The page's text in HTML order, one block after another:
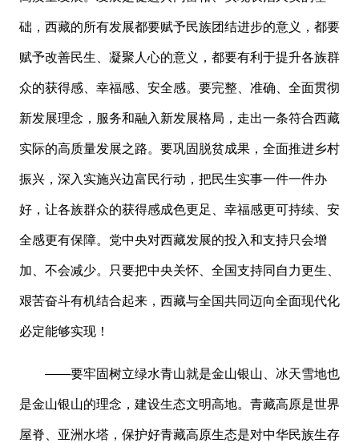
础，西藏的所有发展都要赋予民族团结进步的意义，都要
赋予改善民生、凝聚人心的意义，都要有利于提升各族群
众的获得感、幸福感、安全感。要完整、准确、全面贯彻
新发展理念，服务和融入新发展格局，走出一条符合西藏
实际的高质量发展之路。要巩固脱贫成果，全面推进乡村
振兴，深入实施兴边富民行动，把民生实事一件一件办
好，让各族群众的获得感成色更足、幸福感更可持续、安
全感更有保障。党中央对西藏发展的投入和支持只会增
加、不会减少。只要把中央关怀、全国支持同自力更生、
艰苦奋斗有机结合起来，西藏与全国共同迈向全面现代化
必定能够实现！
——要牢固树立绿水青山就是金山银山、冰天雪地也
是金山银山的理念，建设生态文明高地。青藏高原是世界
屋脊、亚洲水塔，保护好青藏高原生态是对中华民族生存